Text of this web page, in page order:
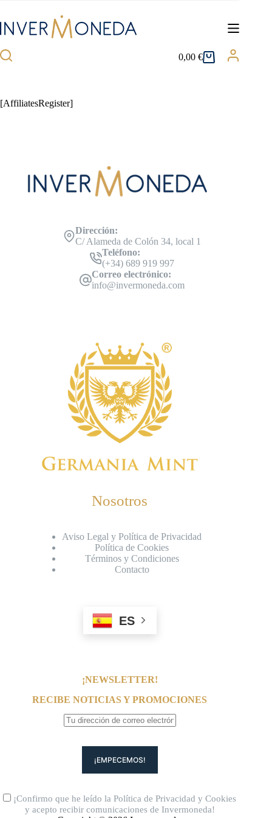
contenido
Carro
0,00€
[AffiliatesRegister]
Dirección:
C/ Alameda de Colón 34, local 1
Teléfono:
(+34) 689 919 997
Correo electrónico:
info@invermoneda.com
Nosotros
Aviso Legal y Política de Privacidad
Política de Cookies
Términos y Condiciones
Contacto
ES
¡NEWSLETTER!
RECIBE NOTICIAS Y PROMOCIONES
¡Confirmo que he leído laPolítica de Privacidad yCookies
y acepto recibir comunicaciones de Invermoneda!